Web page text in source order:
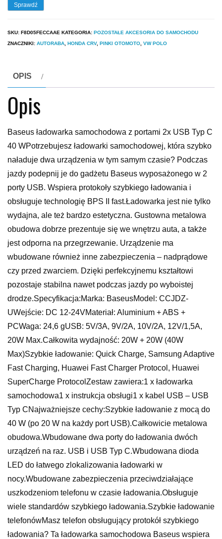
Sprawdź
SKU: F8D05FECCAAE KATEGORIA: POZOSTAŁE AKCESORIA DO SAMOCHODU
ZNACZNIKI: AUTORABA HONDA CRV, PINKI OTOMOTO VW POLO
OPIS
Opis
Baseus ładowarka samochodowa z portami 2x USB Typ C
40 WPotrzebujesz ładowarki samochodowej, która szybko
naładuje dwa urządzenia w tym samym czasie? Podczas
jazdy podepnij je do gadżetu Baseus wyposażonego w 2
porty USB. Wspiera protokoły szybkiego ładowania i
obsługuje technologię BPS II fast.Ładowarka jest nie tylko
wydajna, ale też bardzo estetyczna. Gustowna metalowa
obudowa dobrze prezentuje się we wnętrzu auta, a także
jest odporna na przegrzewanie. Urządzenie ma
wbudowane również inne zabezpieczenia – nadprądowe
czy przed zwarciem. Dzięki perfekcyjnemu kształtowi
pozostaje stabilna nawet podczas jazdy po wyboistej
drodze.Specyfikacja:Marka: BaseusModel: CCJDZ-
UWejście: DC 12-24VMateriał: Aluminium + ABS +
PCWaga: 24,6 gUSB: 5V/3A, 9V/2A, 10V/2A, 12V/1,5A,
20W Max.Całkowita wydajność: 20W + 20W (40W
Max)Szybkie ładowanie: Quick Charge, Samsung Adaptive
Fast Charging, Huawei Fast Charger Protocol, Huawei
SuperCharge ProtocolZestaw zawiera:1 x ładowarka
samochodowa1 x instrukcja obsługi1 x kabel USB – USB
Typ CNajważniejsze cechy:Szybkie ładowanie z mocą do
40 W (po 20 W na każdy port USB).Całkowicie metalowa
obudowa.Wbudowane dwa porty do ładowania dwóch
urządzeń na raz. USB i USB Typ C.Wbudowana dioda
LED do łatwego zlokalizowania ładowarki w
nocy.Wbudowane zabezpieczenia przeciwdziałające
uszkodzeniom telefonu w czasie ładowania.Obsługuje
wiele standardów szybkiego ładowania.Szybkie ładowanie
telefonówMasz telefon obsługujący protokół szybkiego
ładowania? Ta ładowarka samochodowa Baseus wspiera